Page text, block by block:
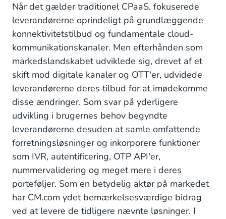
Når det gælder traditionel CPaaS, fokuserede
leverandørerne oprindeligt på grundlæggende
konnektivitetstilbud og fundamentale cloud-
kommunikationskanaler. Men efterhånden som
markedslandskabet udviklede sig, drevet af et
skift mod digitale kanaler og OTT'er, udvidede
leverandørerne deres tilbud for at imødekomme
disse ændringer. Som svar på yderligere
udvikling i brugernes behov begyndte
leverandørerne desuden at samle omfattende
forretningsløsninger og inkorporere funktioner
som IVR, autentificering, OTP API'er,
nummervalidering og meget mere i deres
porteføljer. Som en betydelig aktør på markedet
har CM.com ydet bemærkelsesværdige bidrag
ved at levere de tidligere nævnte løsninger. I